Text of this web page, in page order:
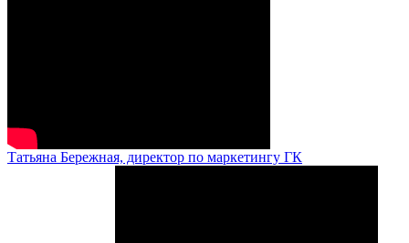
Татьяна Бережная, директор по маркетингу ГК